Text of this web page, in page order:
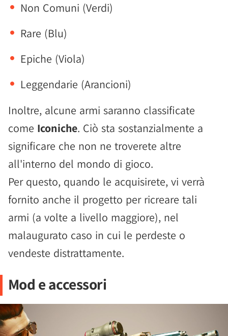
Non Comuni (Verdi)
Rare (Blu)
Epiche (Viola)
Leggendarie (Arancioni)
Inoltre, alcune armi saranno classificate
come Iconiche. Ciò sta sostanzialmente a
significare che non ne troverete altre
all'interno del mondo di gioco.
Per questo, quando le acquisirete, vi verrà
fornito anche il progetto per ricreare tali
armi (a volte a livello maggiore), nel
malaugurato caso in cui le perdeste o
vendeste distrattamente.
Mod e accessori